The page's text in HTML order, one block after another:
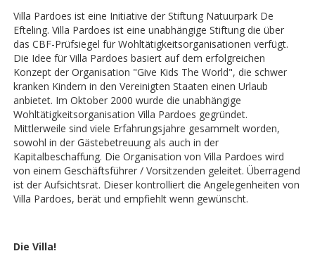
Villa Pardoes ist eine Initiative der Stiftung Natuurpark De
Efteling. Villa Pardoes ist eine unabhängige Stiftung die über
das CBF-Prüfsiegel für Wohltätigkeitsorganisationen verfügt.
Die Idee für Villa Pardoes basiert auf dem erfolgreichen
Konzept der Organisation "Give Kids The World", die schwer
kranken Kindern in den Vereinigten Staaten einen Urlaub
anbietet. Im Oktober 2000 wurde die unabhängige
Wohltätigkeitsorganisation Villa Pardoes gegründet.
Mittlerweile sind viele Erfahrungsjahre gesammelt worden,
sowohl in der Gästebetreuung als auch in der
Kapitalbeschaffung. Die Organisation von Villa Pardoes wird
von einem Geschäftsführer / Vorsitzenden geleitet. Überragend
ist der Aufsichtsrat. Dieser kontrolliert die Angelegenheiten von
Villa Pardoes, berät und empfiehlt wenn gewünscht.
Die Villa!